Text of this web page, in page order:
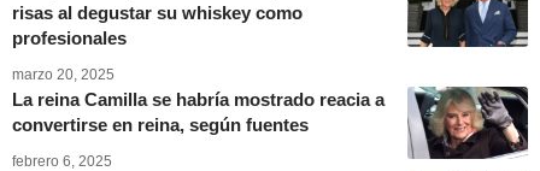
risas al degustar su whiskey como
profesionales
marzo 20, 2025
La reina Camilla se habría mostrado reacia a
convertirse en reina, según fuentes
febrero 6, 2025